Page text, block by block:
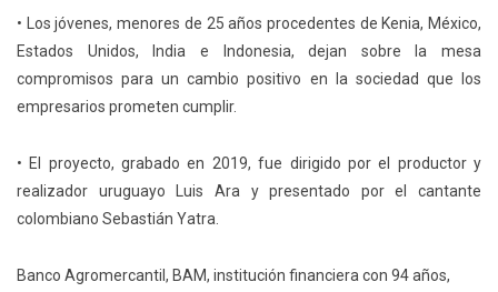
• Los jóvenes, menores de 25 años procedentes de Kenia, México,
Estados Unidos, India e Indonesia, dejan sobre la mesa
compromisos para un cambio positivo en la sociedad que los
empresarios prometen cumplir.
• El proyecto, grabado en 2019, fue dirigido por el productor y
realizador uruguayo Luis Ara y presentado por el cantante
colombiano Sebastián Yatra.
Banco Agromercantil, BAM, institución financiera con 94 años,